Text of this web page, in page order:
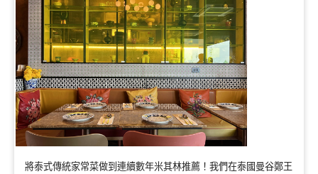
將泰式傳統家常菜做到連續數年米其林推薦！我們在泰國曼谷鄭王